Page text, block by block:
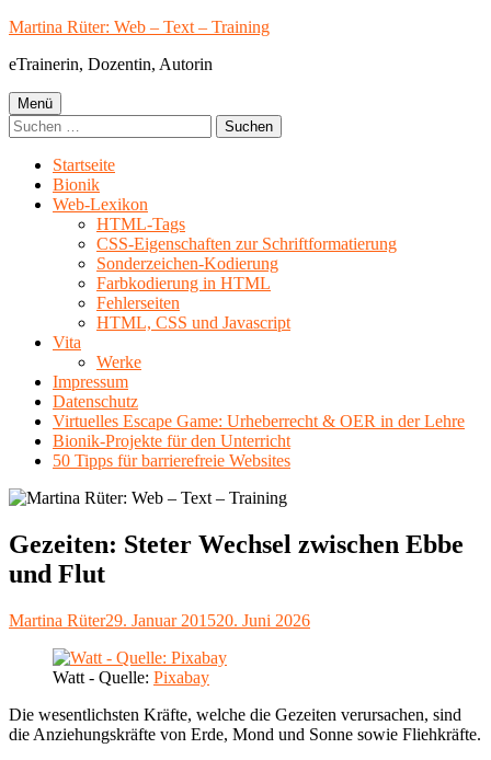
Springe
Inhalt
Martina Rüter: Web – Text – Training
eTrainerin, Dozentin, Autorin
Primäres
Menü
Menü
Suchen
nach:
Startseite
Bionik
Web-Lexikon
HTML-Tags
CSS-Eigenschaften zur Schriftformatierung
Sonderzeichen-Kodierung
Farbkodierung in HTML
Fehlerseiten
HTML, CSS und Javascript
Vita
Werke
Impressum
Datenschutz
Virtuelles Escape Game: Urheberrecht & OER in der Lehre
Bionik-Projekte für den Unterricht
50 Tipps für barrierefreie Websites
Gezeiten: Steter Wechsel zwischen Ebbe
und Flut
Autor
Martina RüterVeröffentlicht
29. Januar 201520. Juni 2026
Watt - Quelle: Pixabay
Die wesentlichsten Kräfte, welche die Gezeiten verursachen, sind
die Anziehungskräfte von Erde, Mond und Sonne sowie Fliehkräfte.